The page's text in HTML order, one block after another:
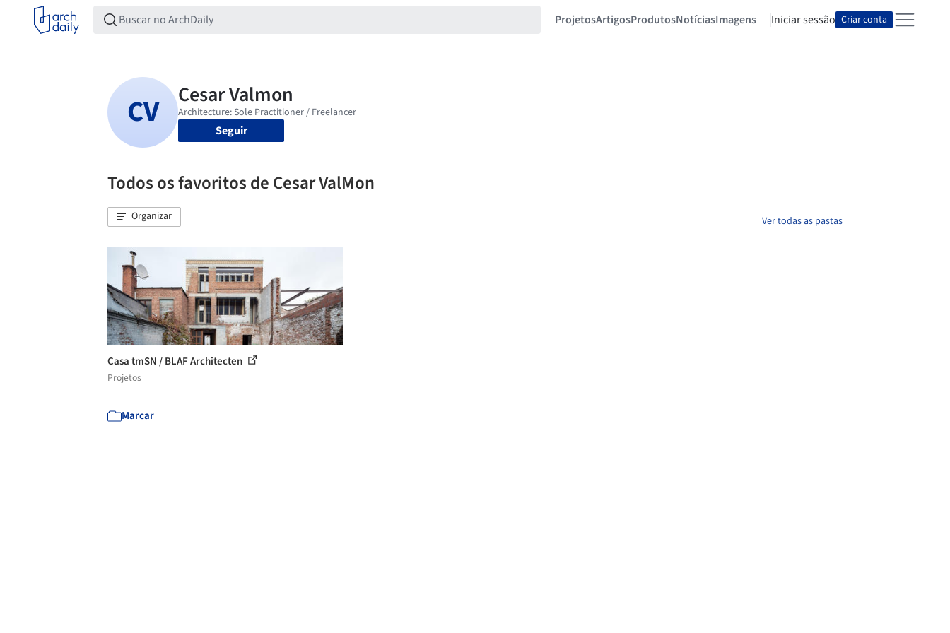
ProjetosArtigosProdutosNotíciasImagens Iniciar sessão Criar conta
Seguir
Todos os favoritos de Cesar ValMon
Organizar Ver todas as pastas
Casa tmSN / BLAF Architecten
Projetos
Marcar